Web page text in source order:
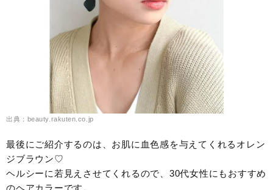
出典：beauty.rakuten.co.jp
最後にご紹介するのは、お肌に血色感を与えてくれるオレン
ジブラウン♡
ヘルシーに若見えさせてくれるので、30代女性にもおすすめ
のヘアカラーです。